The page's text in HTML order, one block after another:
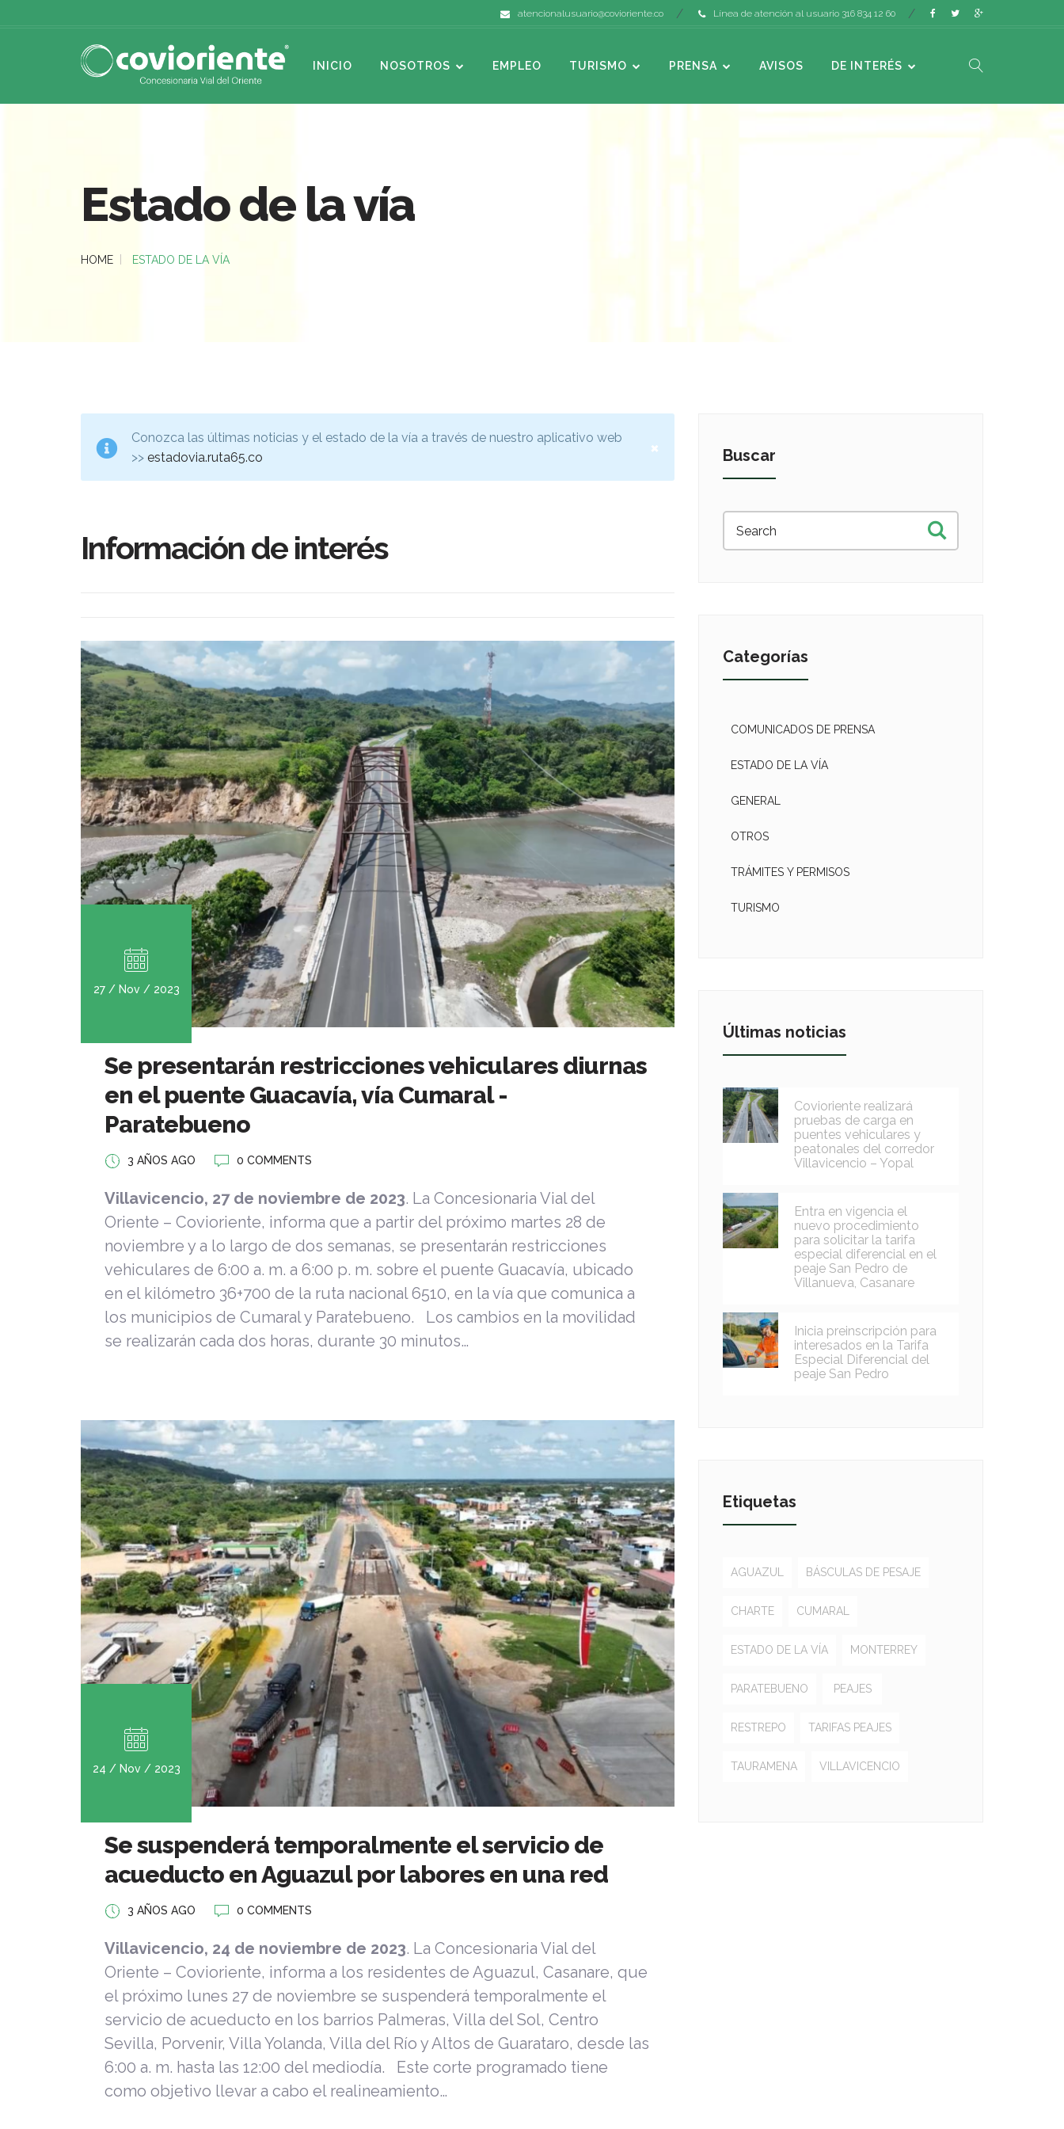
atencionalusuario@covioriente.co Línea de atención al usuario 316 834 12 60
INICIO NOSOTROS EMPLEO TURISMO PRENSA AVISOS DE INTERÉS
Estado de la vía
HOME ESTADO DE LA VÍA
Conozca las últimas noticias y el estado de la vía a través de nuestro aplicativo web
>> estadovia.ruta65.co ×
Información de interés
27 / Nov / 2023
Se presentarán restricciones vehiculares diurnas
en el puente Guacavía, vía Cumaral -
Paratebueno
3 AÑOS AGO 0 COMMENTS
Villavicencio, 27 de noviembre de 2023. La Concesionaria Vial del
Oriente – Covioriente, informa que a partir del próximo martes 28 de
noviembre y a lo largo de dos semanas, se presentarán restricciones
vehiculares de 6:00 a. m. a 6:00 p. m. sobre el puente Guacavía, ubicado
en el kilómetro 36+700 de la ruta nacional 6510, en la vía que comunica a
los municipios de Cumaral y Paratebueno. Los cambios en la movilidad
se realizarán cada dos horas, durante 30 minutos…
24 / Nov / 2023
Se suspenderá temporalmente el servicio de
acueducto en Aguazul por labores en una red
3 AÑOS AGO 0 COMMENTS
Villavicencio, 24 de noviembre de 2023. La Concesionaria Vial del
Oriente – Covioriente, informa a los residentes de Aguazul, Casanare, que
el próximo lunes 27 de noviembre se suspenderá temporalmente el
servicio de acueducto en los barrios Palmeras, Villa del Sol, Centro
Sevilla, Porvenir, Villa Yolanda, Villa del Río y Altos de Guarataro, desde las
6:00 a. m. hasta las 12:00 del mediodía. Este corte programado tiene
como objetivo llevar a cabo el realineamiento…
Buscar
Categorías
COMUNICADOS DE PRENSA
ESTADO DE LA VÍA
GENERAL
OTROS
TRÁMITES Y PERMISOS
TURISMO
Últimas noticias
Covioriente realizará
pruebas de carga en
puentes vehiculares y
peatonales del corredor
Villavicencio – Yopal
Entra en vigencia el
nuevo procedimiento
para solicitar la tarifa
especial diferencial en el
peaje San Pedro de
Villanueva, Casanare
Inicia preinscripción para
interesados en la Tarifa
Especial Diferencial del
peaje San Pedro
Etiquetas
AGUAZUL BÁSCULAS DE PESAJE
CHARTE CUMARAL
ESTADO DE LA VÍA MONTERREY
PARATEBUENO PEAJES
RESTREPO TARIFAS PEAJES
TAURAMENA VILLAVICENCIO